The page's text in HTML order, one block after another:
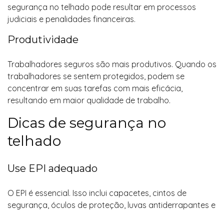
segurança no telhado pode resultar em processos
judiciais e penalidades financeiras.
Produtividade
Trabalhadores seguros são mais produtivos. Quando os
trabalhadores se sentem protegidos, podem se
concentrar em suas tarefas com mais eficácia,
resultando em maior qualidade de trabalho.
Dicas de segurança no
telhado
Use EPI adequado
O EPI é essencial. Isso inclui capacetes, cintos de
segurança, óculos de proteção, luvas antiderrapantes e